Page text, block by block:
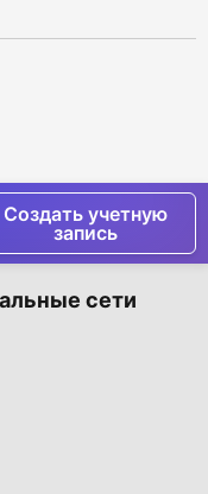
Создать учетную
запись
сети